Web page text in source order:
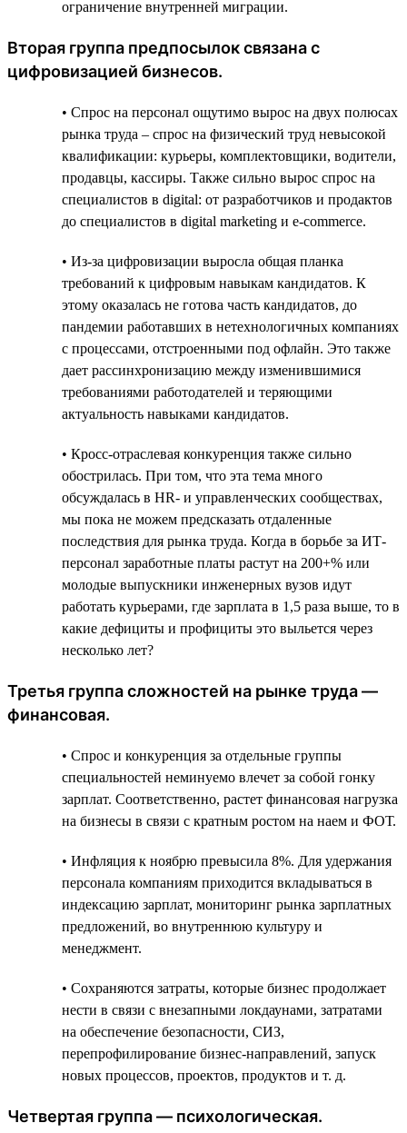
ограничение внутренней миграции.
Вторая группа предпосылок связана с
цифровизацией бизнесов.
• Спрос на персонал ощутимо вырос на двух полюсах
рынка труда – спрос на физический труд невысокой
квалификации: курьеры, комплектовщики, водители,
продавцы, кассиры. Также сильно вырос спрос на
специалистов в digital: от разработчиков и продактов
до специалистов в digital marketing и e-commerce.
• Из-за цифровизации выросла общая планка
требований к цифровым навыкам кандидатов. К
этому оказалась не готова часть кандидатов, до
пандемии работавших в нетехнологичных компаниях
с процессами, отстроенными под офлайн. Это также
дает рассинхронизацию между изменившимися
требованиями работодателей и теряющими
актуальность навыками кандидатов.
• Кросс-отраслевая конкуренция также сильно
обострилась. При том, что эта тема много
обсуждалась в HR- и управленческих сообществах,
мы пока не можем предсказать отдаленные
последствия для рынка труда. Когда в борьбе за ИТ-
персонал заработные платы растут на 200+% или
молодые выпускники инженерных вузов идут
работать курьерами, где зарплата в 1,5 раза выше, то в
какие дефициты и профициты это выльется через
несколько лет?
Третья группа сложностей на рынке труда —
финансовая.
• Спрос и конкуренция за отдельные группы
специальностей неминуемо влечет за собой гонку
зарплат. Соответственно, растет финансовая нагрузка
на бизнесы в связи с кратным ростом на наем и ФОТ.
• Инфляция к ноябрю превысила 8%. Для удержания
персонала компаниям приходится вкладываться в
индексацию зарплат, мониторинг рынка зарплатных
предложений, во внутреннюю культуру и
менеджмент.
• Сохраняются затраты, которые бизнес продолжает
нести в связи c внезапными локдаунами, затратами
на обеспечение безопасности, СИЗ,
перепрофилирование бизнес-направлений, запуск
новых процессов, проектов, продуктов и т. д.
Четвертая группа — психологическая.